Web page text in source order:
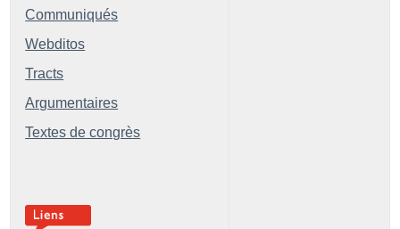
Communiqués
Webditos
Tracts
Argumentaires
Textes de congrès